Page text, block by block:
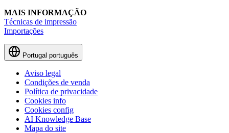
MAIS INFORMAÇÃO
Técnicas de impressão
Importações
Portugal português
Aviso legal
Condições de venda
Política de privacidade
Cookies info
Cookies config
AI Knowledge Base
Mapa do site